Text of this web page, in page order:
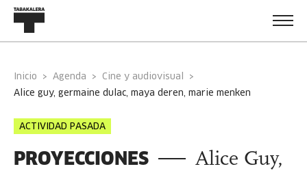
Inicio Agenda
Cine y audiovisual
alice guy, germaine dulac, maya deren, marie menken
ACTIVIDAD PASADA
PROYECCIONES
Alice Guy,